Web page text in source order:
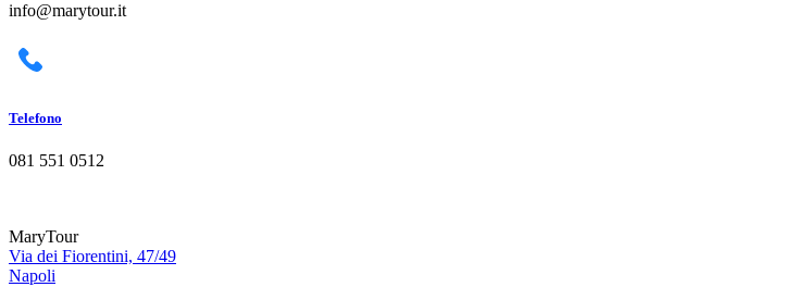
info@marytour.it
Telefono
081 551 0512
MaryTour
Via dei Fiorentini, 47/49
Napoli